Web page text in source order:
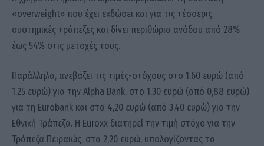
«overweight» που έχει εκδώσει και για τις τέσσερις
συστημικές τράπεζες και δίνει περιθώρια ανόδου από 28%
έως 54% στις μετοχές τους.
Παράλληλα, ανεβάζει τις τιμές-στόχους στο 1,60 ευρώ (από
1,25 ευρώ) για την Alpha Bank, στο 1,30 ευρώ (από 0,88 ευρώ)
για τη Eurobank και στα 4,20 ευρώ (από 3,40 ευρώ) για την
Εθνική Τράπεζα. Η Euroxx διατηρεί την τιμή στόχο για την
Τράπεζα Πειραιώς, στα 2,20 ευρώ, υπολογίζοντας τα